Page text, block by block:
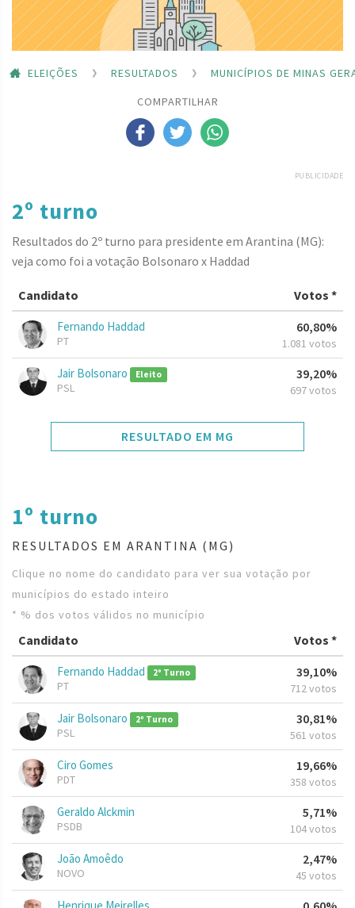
ELEIÇÕES RESULTADOS
MUNICÍPIOS DE MINAS
COMPARTILHAR
PUBLICIDADE
2º turno
Resultados do 2º turno para presidente em Arantina (MG):
veja como foi a votação Bolsonaro x Haddad
Candidato Votos *
Fernando Haddad
PT
60,80%
1.081 votos
Jair Bolsonaro Eleito
PSL
39,20%
697 votos
RESULTADO EM MG
1º turno
RESULTADOS EM ARANTINA (MG)
Clique no nome do candidato para ver sua votação por
municípios do estado inteiro
* % dos votos válidos no município
Candidato Votos *
Fernando Haddad 2º Turno
PT
39,10%
712 votos
Jair Bolsonaro 2º Turno
PSL
30,81%
561 votos
Ciro Gomes
PDT
19,66%
358 votos
Geraldo Alckmin
PSDB
5,71%
104 votos
João Amoêdo
NOVO
2,47%
45 votos